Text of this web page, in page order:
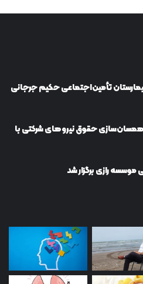
تأمین‌اجتماعی حکیم جرجانی
حقوق نیروهای شرکتی با
رازی برگزار شد